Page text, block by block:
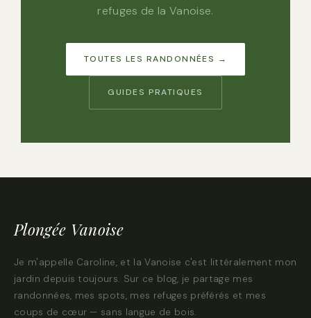
refuges de la Vanoise.
TOUTES LES RANDONNÉES →
GUIDES PRATIQUES
Plongée Vanoise
Je m'appelle Caroline, et la Vanoise c'est littéralement mon
jardin depuis toujours. Sur ce blog, je partage mes
randonnées, mes spots, mes refuges préférés et mes
coups de cœur — sans langue de bois.